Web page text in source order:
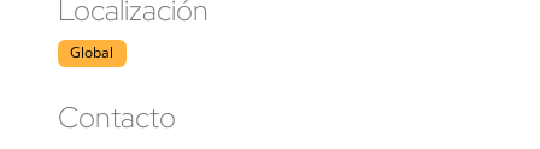
Localización
Global
Contacto